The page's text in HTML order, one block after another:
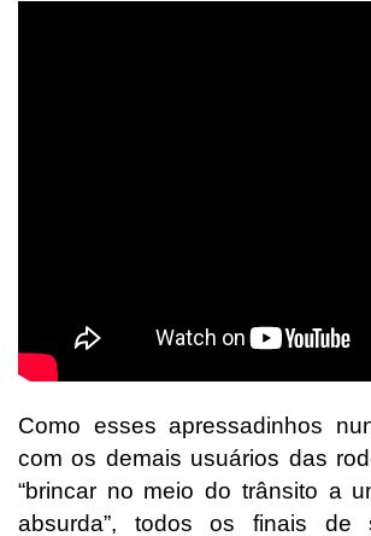
Como esses apressadinhos
com os demais usuários das
“brincar no meio do trânsito a
absurda”, todos os finais de